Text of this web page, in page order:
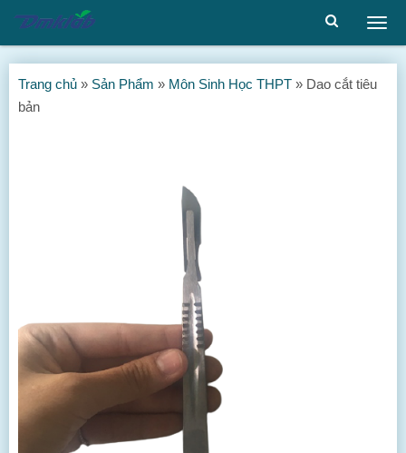
Trang chủ » Sản Phẩm » Môn Sinh Học THPT » Dao cắt tiêu
bản